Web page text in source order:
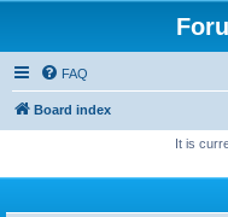
FAQ
Board index
It is